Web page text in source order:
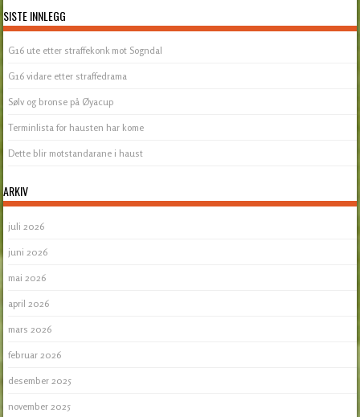
SISTE INNLEGG
G16 ute etter straffekonk mot Sogndal
G16 vidare etter straffedrama
Sølv og bronse på Øyacup
Terminlista for hausten har kome
Dette blir motstandarane i haust
ARKIV
juli 2026
juni 2026
mai 2026
april 2026
mars 2026
februar 2026
desember 2025
november 2025